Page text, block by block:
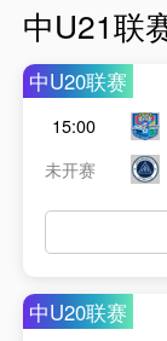
中U21联
中U20联赛
15:00
未开赛
中U20联赛